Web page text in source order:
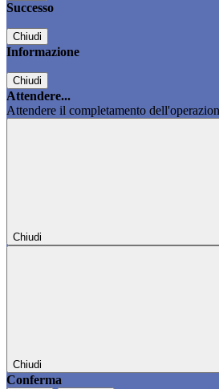
Successo
Chiudi
Informazione
Chiudi
Attendere...
Attendere il completamento
Chiudi
Chiudi
Conferma